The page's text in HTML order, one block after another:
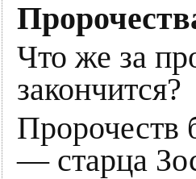
Что же за
закончится?
Пророчеств
— старца